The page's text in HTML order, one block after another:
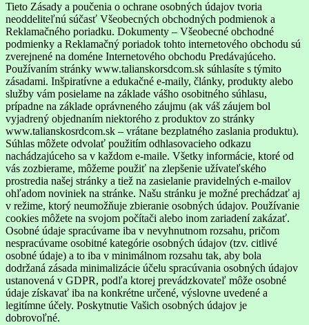
Tieto Zásady a poučenia o ochrane osobných údajov tvoria
neoddeliteľnú súčasť Všeobecných obchodných podmienok a
Reklamačného poriadku. Dokumenty – Všeobecné obchodné
podmienky a Reklamačný poriadok tohto internetového obchodu sú
zverejnené na doméne Internetového obchodu Predávajúceho.
Používaním stránky www.talianskorsdcom.sk súhlasíte s týmito
zásadami. Inšpiratívne a edukačné e-maily, články, produkty alebo
služby vám posielame na základe vášho osobitného súhlasu,
prípadne na základe oprávneného záujmu (ak váš záujem bol
vyjadrený objednaním niektorého z produktov zo stránky
www.talianskosrdcom.sk – vrátane bezplatného zaslania produktu).
Súhlas môžete odvolať použitím odhlasovacieho odkazu
nachádzajúceho sa v každom e-maile. Všetky informácie, ktoré od
vás zozbierame, môžeme použiť na zlepšenie užívateľského
prostredia našej stránky a tiež na zasielanie pravidelných e-mailov
ohľadom noviniek na stránke. Našu stránku je možné prechádzať aj
v režime, ktorý neumožňuje zbieranie osobných údajov. Používanie
cookies môžete na svojom počítači alebo inom zariadení zakázať.
Osobné údaje spracúvame iba v nevyhnutnom rozsahu, pričom
nespracúvame osobitné kategórie osobných údajov (tzv. citlivé
osobné údaje) a to iba v minimálnom rozsahu tak, aby bola
dodržaná zásada minimalizácie účelu spracúvania osobných údajov
ustanovená v GDPR, podľa ktorej prevádzkovateľ môže osobné
údaje získavať iba na konkrétne určené, výslovne uvedené a
legitímne účely. Poskytnutie Vašich osobných údajov je
dobrovoľné.